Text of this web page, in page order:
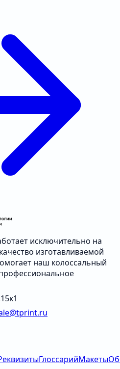
исключительно на
изготавливаемой
наш колоссальный
ГлоссарийМакеты